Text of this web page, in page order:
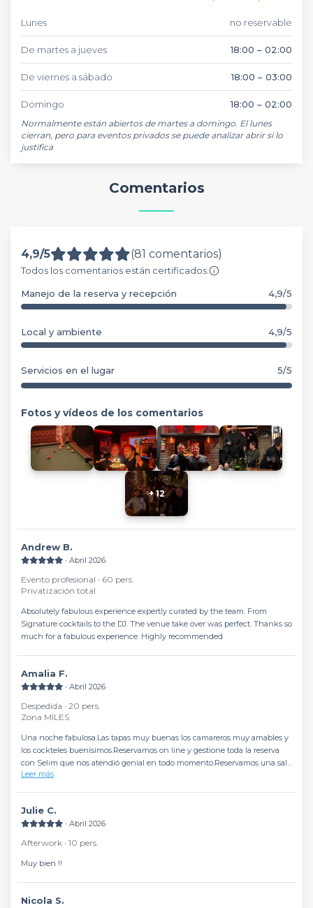
Lunes no reservable
De martes a jueves 18:00 – 02:00
De viernes a sábado 18:00 – 03:00
Domingo 18:00 – 02:00
Normalmente están abiertos de martes a domingo. El lunes
cierran, pero para eventos privados se puede analizar abrir si lo
justifica
Comentarios
4,9/5 (81 comentarios)
Todos los comentarios están certificados.
Manejo de la reserva y recepción 4,9/5
Local y ambiente 4,9/5
Servicios en el lugar 5/5
Fotos y vídeos de los comentarios
+ 12
Andrew B.
∙ Abril 2026
Evento profesional ∙ 60 pers.
Privatización total
Absolutely fabulous experience expertly curated by the team. From
Signature cocktails to the DJ. The venue take over was perfect. Thanks so
much for a fabulous experience. Highly recommended
Amalia F.
∙ Abril 2026
Despedida ∙ 20 pers.
Zona MILES
Una noche fabulosa.Las tapas muy buenas los camareros muy amables y
los cockteles buenísimos.Reservamos on line y gestione toda la reserva
con Selim que nos atendió genial en todo momento.Reservamos una sala
privada y la verdad es que estuvimos de lujo.Un lugar para ir con amigos a
Leer más
Julie C.
∙ Abril 2026
Afterwork ∙ 10 pers.
Muy bien !!
Nicola S.